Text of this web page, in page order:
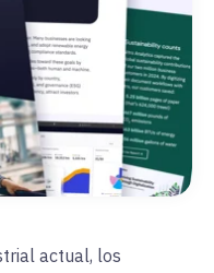
actual, los